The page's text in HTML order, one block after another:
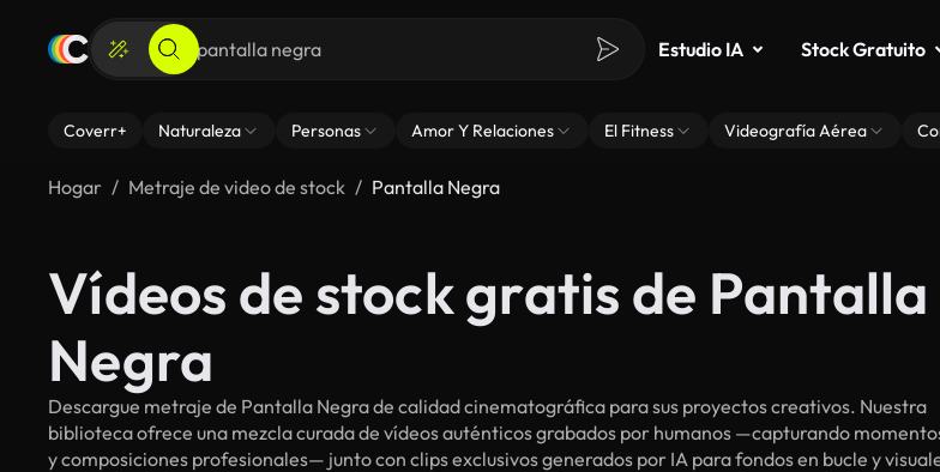
Estudio IA Stock Gratuito
Coverr+ Naturaleza Personas Amor Y Relaciones El Fitness Videografía Aérea
Hogar Metraje de video de stock Pantalla Negra
Vídeos de stock gratis de Pantalla
Negra
Descargue metraje de Pantalla Negra de calidad cinematográfica para sus proyectos creativos. Nuestra
biblioteca ofrece una mezcla curada de vídeos auténticos grabados por humanos —capturando
y composiciones profesionales— junto con clips exclusivos generados por IA para fondos en bucle y